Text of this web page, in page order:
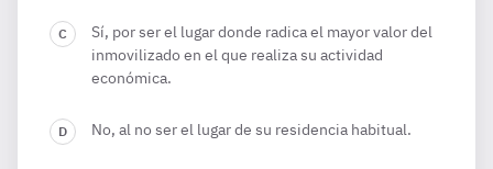
Sí, por ser el lugar donde radica el mayor valor del
inmovilizado en el que realiza su actividad
económica.
No, al no ser el lugar de su residencia habitual.